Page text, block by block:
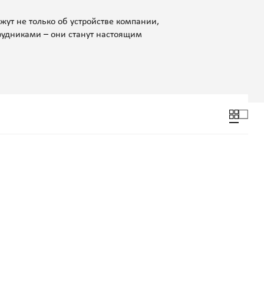
не только об устройстве компании,
– они станут настоящим